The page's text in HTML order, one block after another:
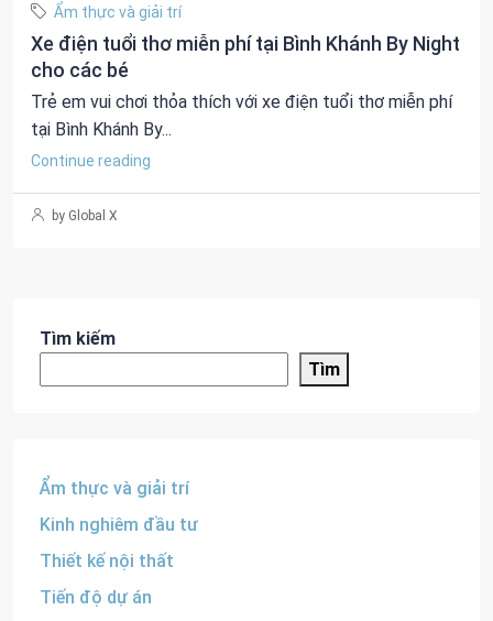
Ẩm thực và giải trí
Xe điện tuổi thơ miễn phí tại Bình Khánh By Night
cho các bé
Trẻ em vui chơi thỏa thích với xe điện tuổi thơ miễn phí
tại Bình Khánh By...
Continue reading
by Global X
Tìm kiếm
Tìm
Ẩm thực và giải trí
Kinh nghiêm đầu tư
Thiết kế nội thất
Tiến độ dự án